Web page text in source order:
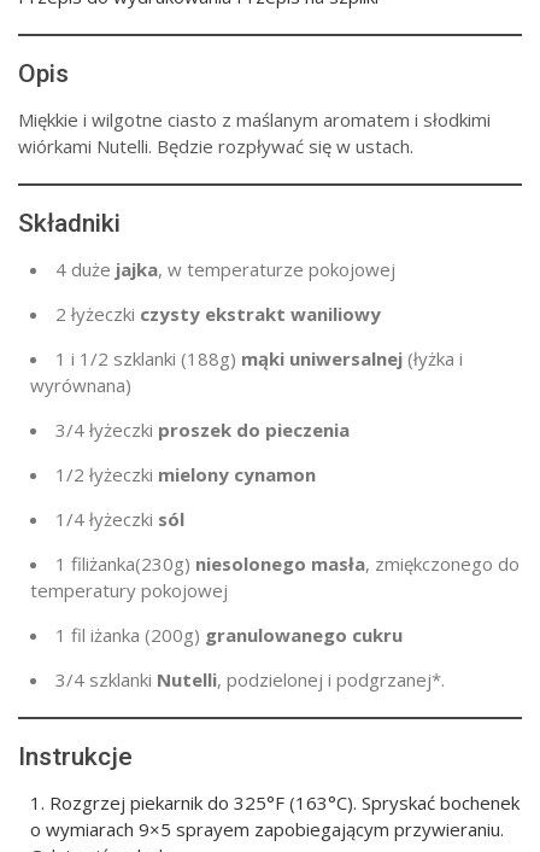
Opis
Miękkie i wilgotne ciasto z maślanym aromatem i słodkimi
wiórkami Nutelli. Będzie rozpływać się w ustach.
Składniki
4 duże jajka, w temperaturze pokojowej
2 łyżeczki czysty ekstrakt waniliowy
1 i 1/2 szklanki (188g) mąki uniwersalnej (łyżka i
wyrównana)
3/4 łyżeczki proszek do pieczenia
1/2 łyżeczki mielony cynamon
1/4 łyżeczki sól
1 filiżanka(230g) niesolonego masła, zmiękczonego do
temperatury pokojowej
1 fil iżanka (200g) granulowanego cukru
3/4 szklanki Nutelli, podzielonej i podgrzanej*.
Instrukcje
Rozgrzej piekarnik do 325°F (163°C). Spryskać bochenek
o wymiarach 9×5 sprayem zapobiegającym przywieraniu.